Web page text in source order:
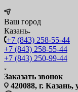
Ваш город
Казань
+7 (843) 258-55-44
+7 (843) 258-55-44
+7 (843) 250-99-44
Заказать звонок
420088, г.